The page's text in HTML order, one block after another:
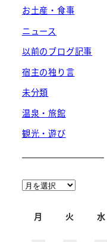
お土産・食事
ニュース
以前のブログ記事
宿主の独り言
未分類
温泉・旅館
観光・遊び
ア
月
火 水